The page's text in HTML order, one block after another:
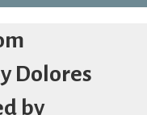
Dolores
by